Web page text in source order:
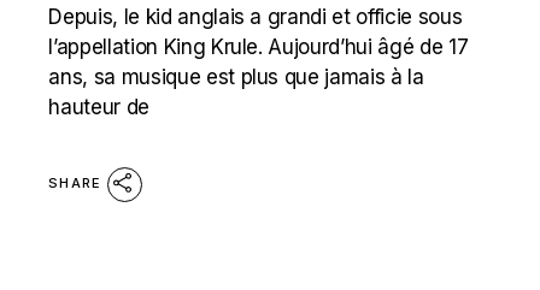
Depuis, le kid anglais a grandi et officie sous
l’appellation King Krule. Aujourd’hui âgé de 17
ans, sa musique est plus que jamais à la
hauteur de
SHARE